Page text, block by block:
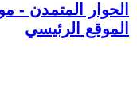
الحوار المتمدن -
الموقع الرئيسي